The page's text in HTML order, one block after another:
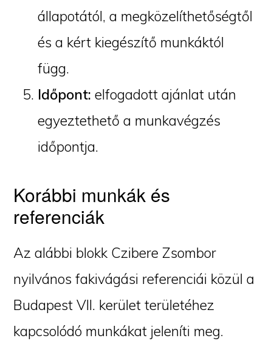
állapotától, a megközelíthetőségtől
és a kért kiegészítő munkáktól
függ.
Időpont: elfogadott ajánlat után
egyeztethető a munkavégzés
időpontja.
Korábbi munkák és
referenciák
Az alábbi blokk Czibere Zsombor
nyilvános fakivágási referenciái közül a
Budapest VII. kerület területéhez
kapcsolódó munkákat jeleníti meg.